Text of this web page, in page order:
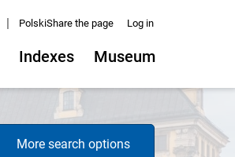
| PolskiShare the page Log in
Indexes Museum
More search options